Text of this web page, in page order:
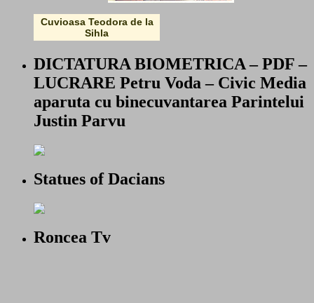
Cuvioasa Teodora de la
Sihla
DICTATURA BIOMETRICA – PDF –
LUCRARE Petru Voda – Civic Media
aparuta cu binecuvantarea Parintelui
Justin Parvu
Statues of Dacians
Roncea Tv